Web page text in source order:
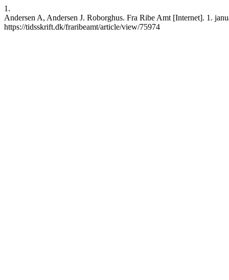
1.
Andersen A, Andersen J. Roborghus. Fra Ribe Amt [Internet]. 1.
https://tidsskrift.dk/fraribeamt/article/view/75974